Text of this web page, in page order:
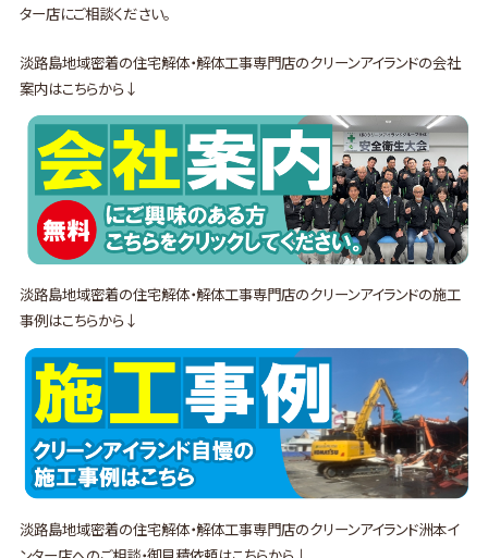
ター店にご相談ください。
淡路島地域密着の住宅解体・解体工事専門店のクリーンアイランドの会社
案内はこちらから↓
淡路島地域密着の住宅解体・解体工事専門店のクリーンアイランドの施工
事例はこちらから↓
淡路島地域密着の住宅解体・解体工事専門店のクリーンアイランド洲本イ